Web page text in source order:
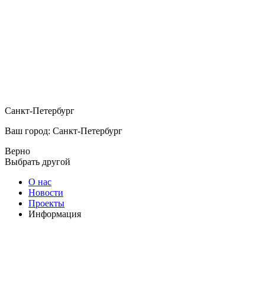
Санкт-Петербург
Ваш город: Санкт-Петербург
Верно
Выбрать другой
О нас
Новости
Проекты
Информация